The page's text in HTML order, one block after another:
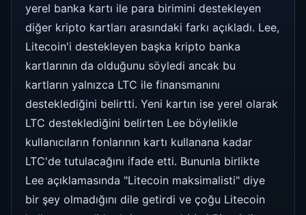
yerel banka kartı ile para birimini destekleyen
diğer kripto kartları arasındaki farkı açıkladı. Lee,
Litecoin'i destekleyen başka kripto banka
kartlarının da olduğunu söyledi ancak bu
kartların yalnızca LTC ile finansmanını
desteklediğini belirtti. Yeni kartın ise yerel olarak
LTC desteklediğini belirten Lee böylelikle
kullanıcıların fonlarının kartı kullanana kadar
LTC'de tutulacağını ifade etti. Bununla birlikte
Lee açıklamasında "Litecoin maksimalisti" diye
bir şey olmadığını dile getirdi ve çoğu Litecoin